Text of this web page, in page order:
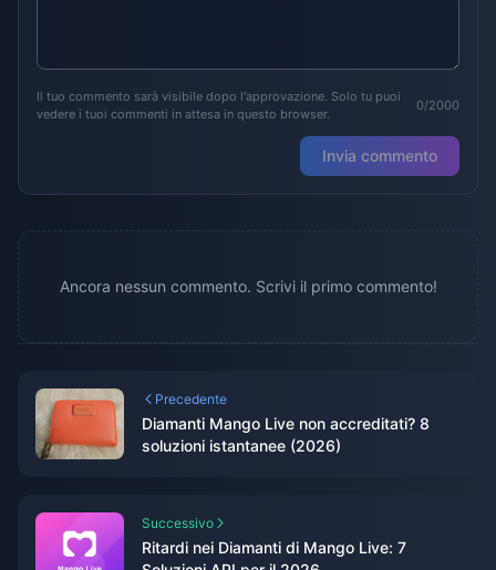
Il tuo commento sarà visibile dopo l'approvazione. Solo tu puoi
vedere i tuoi commenti in attesa in questo browser.
0/2000
Invia commento
Ancora nessun commento. Scrivi il primo commento!
Precedente
Diamanti Mango Live non accreditati? 8
soluzioni istantanee (2026)
Successivo
Ritardi nei Diamanti di Mango Live: 7